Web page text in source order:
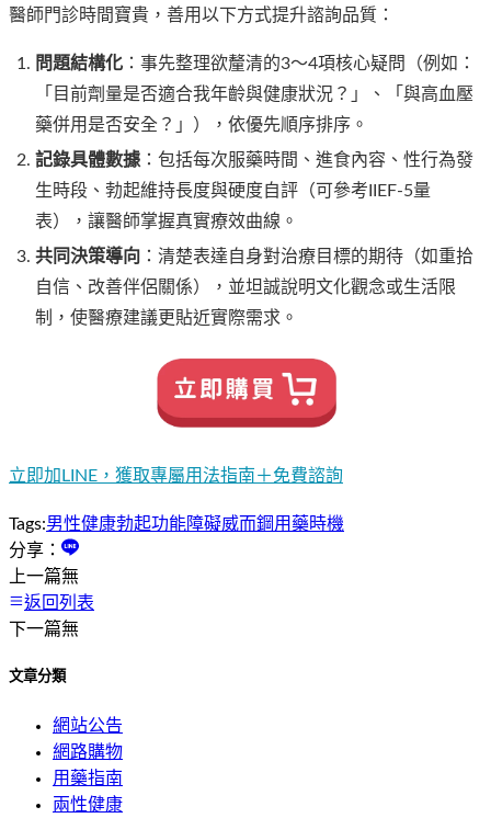
醫師門診時間寶貴，善用以下方式提升諮詢品質：
問題結構化 ：事先整理欲釐清的3～4項核心疑問（例如：
「目前劑量是否適合我年齡與健康狀況？」、「與高血壓
藥併用是否安全？」），依優先順序排序。
記錄具體數據 ：包括每次服藥時間、進食內容、性行為發
生時段、勃起維持長度與硬度自評（可參考IIEF-5量
表），讓醫師掌握真實療效曲線。
共同決策導向 ：清楚表達自身對治療目標的期待（如重拾
自信、改善伴侶關係），並坦誠說明文化觀念或生活限
制，使醫療建議更貼近實際需求。
立即加LINE，獲取專屬用法指南＋免費諮詢
Tags:男性健康勃起功能障礙威而鋼用藥時機
分享：
上一篇無
返回列表
下一篇無
文章分類
網站公告
網路購物
用藥指南
兩性健康